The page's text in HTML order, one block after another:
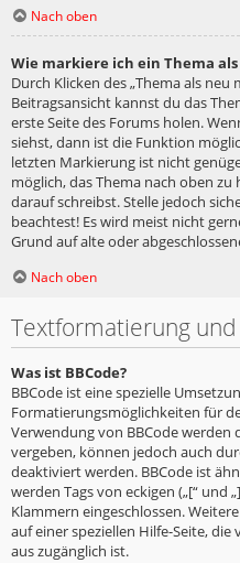
Nach oben
Wie markiere ich ein Thema als
Durch Klicken des „Thema als neu
Beitragsansicht kannst du das
erste Seite des Forums holen.
siehst, dann ist die Funktion
letzten Markierung ist nicht
möglich, das Thema nach oben
darauf schreibst. Stelle jedoch
beachtest! Es wird meist nicht
Grund auf alte oder
Nach oben
Textformatierung
Was ist BBCode?
BBCode ist eine spezielle
Formatierungsmöglichkeiten für
Verwendung von BBCode
vergeben, können jedoch auch
deaktiviert werden. BBCode ist
werden Tags von eckigen („[“ und
Klammern eingeschlossen.
auf einer speziellen Hilfe-Seite,
aus zugänglich ist.